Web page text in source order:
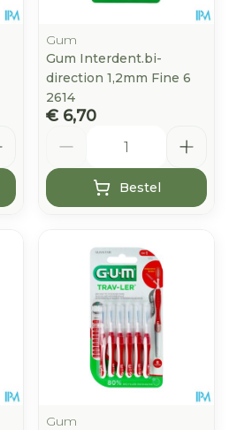
Gum
Gum Interdent.bi-
direction 1,2mm Fine 6
2614
€ 6,70
Bestel
Gum